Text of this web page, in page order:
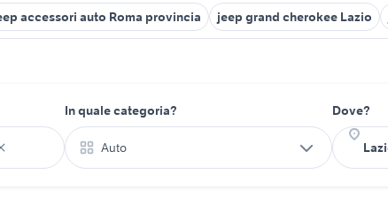
accessori auto Roma provincia jeep grand cherokee Lazio
In quale categoria?
Auto
Dove?